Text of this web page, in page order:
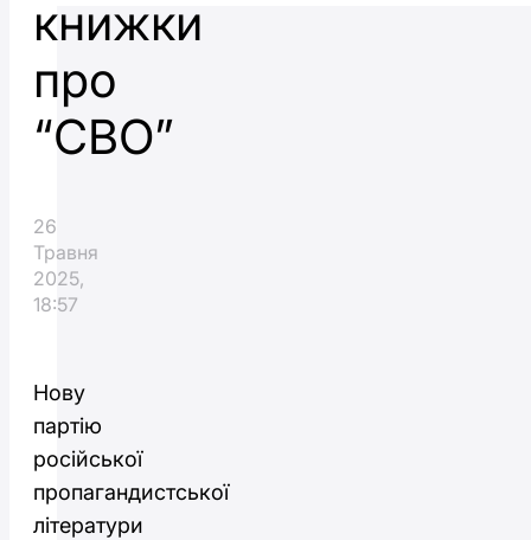
книжки
про
“СВО”
26
Травня
2025,
18:57
Нову
партію
російської
пропагандистської
літератури